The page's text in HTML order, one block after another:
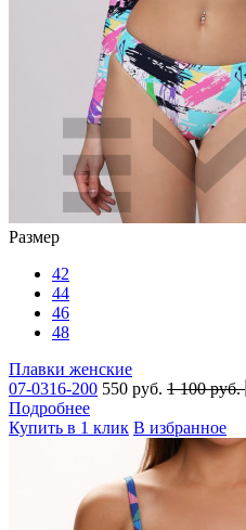
Размер
42
44
46
48
Плавки женские
07-0316-200 550 руб. 1 100 руб.
Подробнее
Купить в 1 клик В избранное